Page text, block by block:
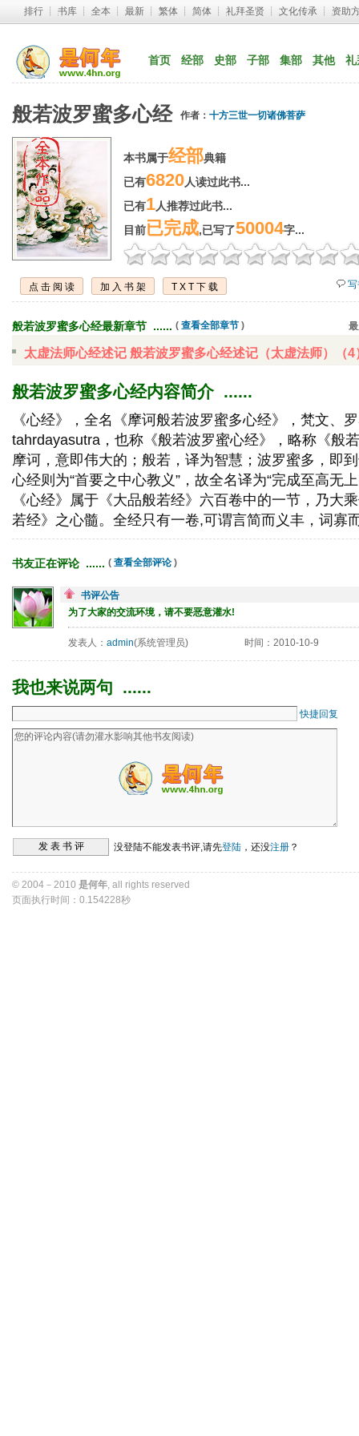
排行 ┊ 书库 ┊ 全本 ┊ 最新 ┊ 繁体 ┊ 简体 ┊ 礼拜圣贤 ┊ 文化传承 ┊ 资助
首页 经部 史部 子部 集部 其他 礼
般若波罗蜜多心经 作者： 十方三世一切诸佛菩萨
本书属于经部典籍
已有6820人读过此书...
已有1人推荐过此书...
目前已完成,已写了50004字...
点击阅读 加入书架 TXT下载
般若波罗蜜多心经最新章节 ...... ( 查看全部章节 )
太虚法师心经述记 般若波罗蜜多心经述记（太虚法师）（4
般若波罗蜜多心经内容简介 ......
《心经》，全名《摩诃般若波罗蜜多心经》，梵文、
tahrdayasutra，也称《般若波罗蜜心经》，略称《般
摩诃，意即伟大的；般若，译为智慧；波罗蜜多，即
心经则为“首要之中心教义”，故全名译为“完成至高无
《心经》属于《大品般若经》六百卷中的一节，乃大
若经》之心髓。全经只有一卷,可谓言简而义丰，词寡
书友正在评论 ...... ( 查看全部评论)
书评公告
为了大家的交流环境，请不要恶意灌水!
发表人： admin(系统管理员) 时间：2010-10-9
我也来说两句 ......
快捷回复
没登陆不能发表书评,请先登陆 ，还没注册 ？
© 2004－2010 是何年 , all rights reserved
页面执行时间：0.154228秒